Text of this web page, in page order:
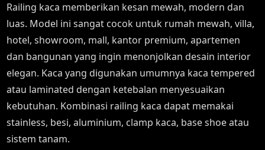
Railing kaca memberikan kesan mewah, modern dan
luas. Model ini sangat cocok untuk rumah mewah, villa,
hotel, showroom, mall, kantor premium, apartemen
dan bangunan yang ingin menonjolkan desain interior
elegan. Kaca yang digunakan umumnya kaca tempered
atau laminated dengan ketebalan menyesuaikan
kebutuhan. Kombinasi railing kaca dapat memakai
stainless, besi, aluminium, clamp kaca, base shoe atau
sistem tanam.